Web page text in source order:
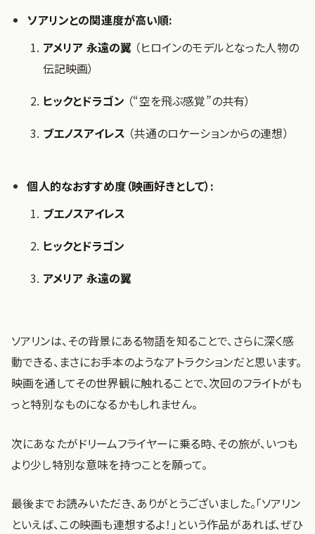
ソアリンとの関連度が高い順:
アメリア 永遠の翼 （ヒロインのモデルとなった人物の
伝記映画）
ヒックとドラゴン （“空を飛ぶ感覚”の共有）
ブエノスアイレス （共通のロケーションからの連想）
個人的なおすすめ度（映画好きとして）:
ブエノスアイレス
ヒックとドラゴン
アメリア 永遠の翼
ソアリンは、その背景にある物語を知ることで、さらに深く感
動できる、まさにお手本のようなアトラクションだと思います。
映画を通してその世界観に触れることで、次回のフライトがも
っと特別なものになるかもしれません。
次にあなたがドリームフライヤーに乗る時、その旅が、いつも
より少し特別な意味を持つことを願って。
最後までお読みいただき、ありがとうございました。「ソアリン
といえば、この映画も連想するよ！」という作品があれば、ぜひ